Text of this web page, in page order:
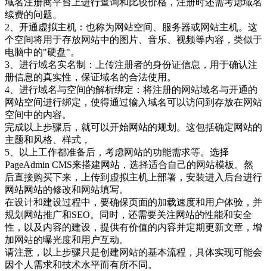
续费的问题。
2、开通虚拟主机：也称为网站空间、服务器或网站主机。这
个空间将用于存放网站中的图片、音乐、视频等内容，类似于
电脑中的"硬盘"。
3、进行域名实名制：上传注册者的身份证信息，用于确认注
册信息的真实性，保证域名的合法使用。
4、进行域名与空间的解析绑定：将注册的网站域名与开通的
网站空间进行绑定，使得通过输入域名可以访问到存放在网站
空间中的内容。
完成以上步骤后，就可以开始网站的规划。这包括确定网站的
主题和风格、样式，
5、以上工作都准备后，考虑网站的功能需求等。选择
PageAdmin CMS来搭建网站，选择适合自己的网站模板。然
后直接购买下来，上传到虚拟主机上部署，安装进入后台进行
网站网站的修改和网站填写。
在设计和建设过程中，要确保页面的加载速度和用户体验，并
规划网站推广和SEO。同时，还需要关注网站的性能和安全
性，以及内容的建设，提供有价值的内容并定期更新文章，增
加网站的曝光度和用户互动。
请注意，以上步骤只是创建网站的基本流程，具体实现可能会
因个人需求和技术水平而有所不同。